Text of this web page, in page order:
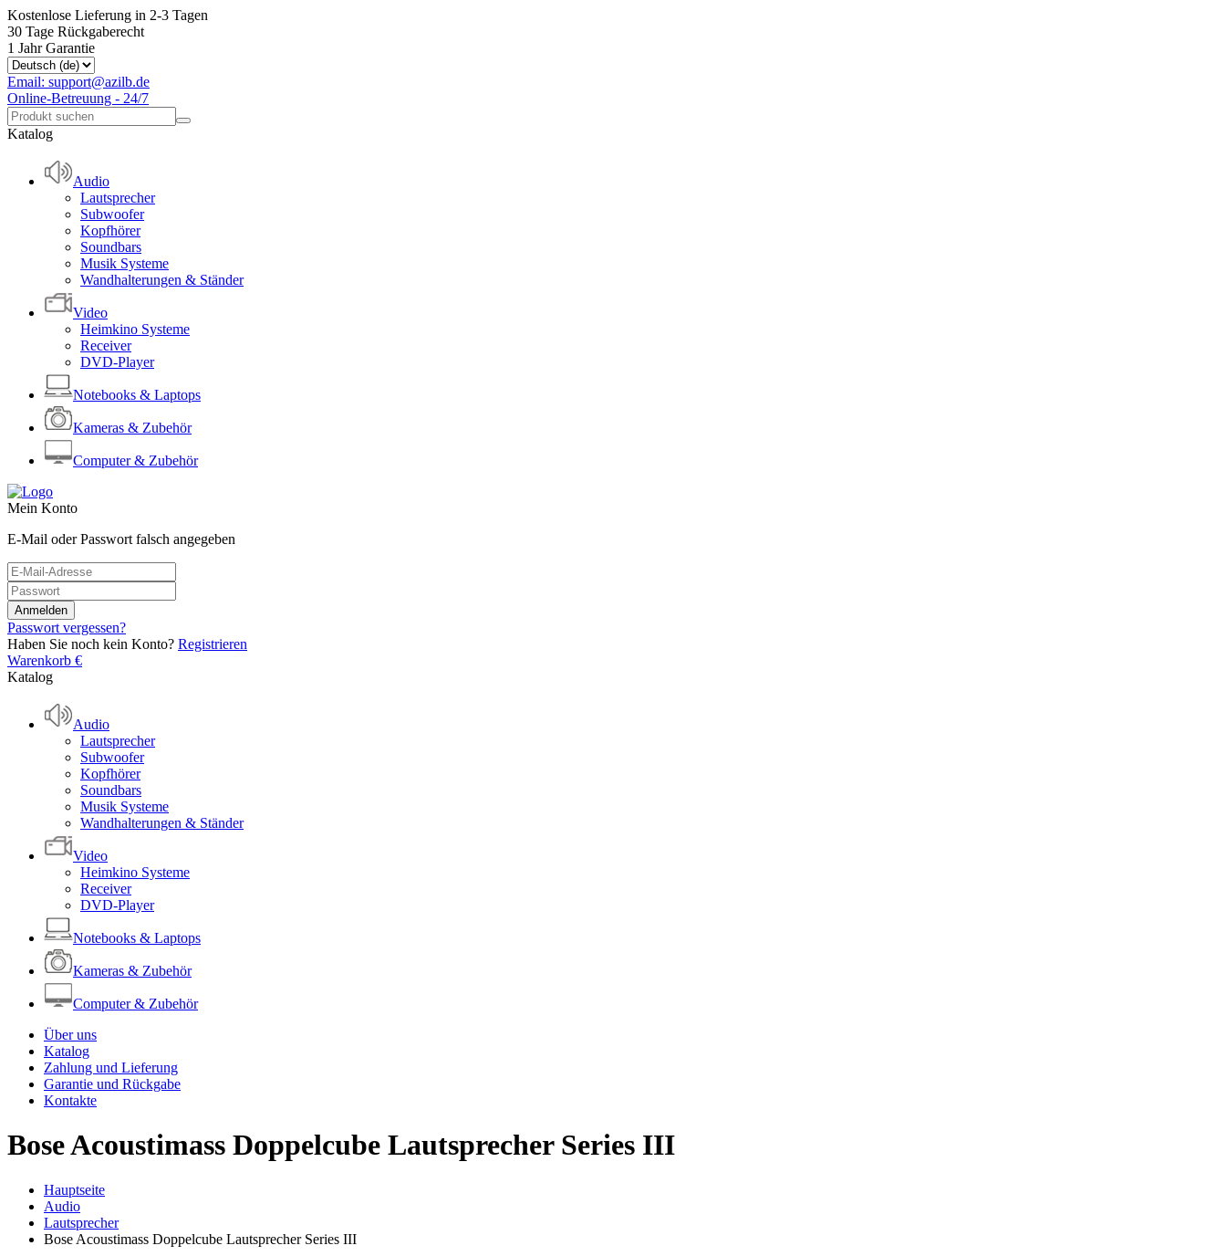
Kostenlose Lieferung in 2-3 Tagen
30 Tage Rückgaberecht
1 Jahr Garantie
Email: support@azilb.de
Online-Betreuung - 24/7
Katalog
Audio
Lautsprecher
Subwoofer
Kopfhörer
Soundbars
Musik Systeme
Wandhalterungen & Ständer
Video
Heimkino Systeme
Receiver
DVD-Player
Notebooks & Laptops
Kameras & Zubehör
Computer & Zubehör
Mein Konto
E-Mail oder Passwort falsch angegeben
Passwort vergessen?
Haben Sie noch kein Konto? Registrieren
Warenkorb €
Katalog
Audio
Lautsprecher
Subwoofer
Kopfhörer
Soundbars
Musik Systeme
Wandhalterungen & Ständer
Video
Heimkino Systeme
Receiver
DVD-Player
Notebooks & Laptops
Kameras & Zubehör
Computer & Zubehör
Über uns
Katalog
Zahlung und Lieferung
Garantie und Rückgabe
Kontakte
Bose Acoustimass Doppelcube Lautsprecher Series III
Hauptseite
Audio
Lautsprecher
Bose Acoustimass Doppelcube Lautsprecher Series III